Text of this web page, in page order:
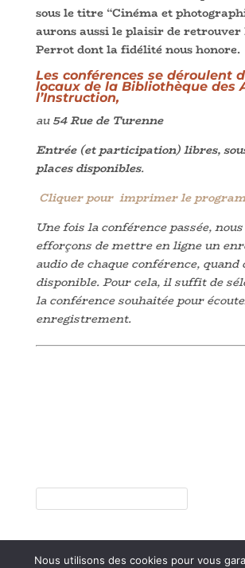
sous le titre “Cinéma et
aurons aussi le plaisir de
Perrot dont la fidélité nous honore.
Les conférences se déroulent
locaux de la Bibliothèque des
l’Instruction,
au54 Rue de Turenne
Entrée (et participation) libres,
places disponibles.
Cliquer pour imprimer le
Une fois la conférence passée,
efforçons de mettre en ligne un
audio de chaque conférence, quand
disponible. Pour cela, il suffit de
la conférence souhaitée pour
enregistrement.
Nous utilisons des cookies pour vous